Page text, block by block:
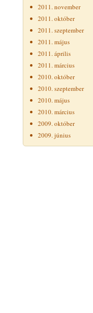
2011. november
2011. október
2011. szeptember
2011. május
2011. április
2011. március
2010. október
2010. szeptember
2010. május
2010. március
2009. október
2009. június